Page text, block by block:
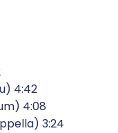
4:42
4:08
3:24